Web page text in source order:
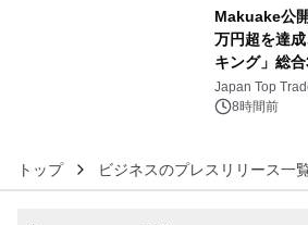
Makuake公
万円超を達
キング」総
浴シンギン
ズ（XL・
Japan Top
8時間前
トップ ビジネスのプレスリリース一